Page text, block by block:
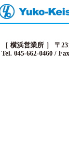
［ 横浜営業所 ］ 〒
Tel. 045-662-0460 /